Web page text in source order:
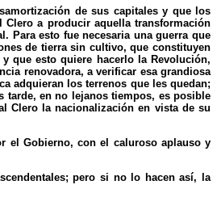
de sus capitales y que los
a producir aquella transformación
Para esto fue necesaria una guerra que
de tierra sin cultivo, que constituyen
que esto quiere hacerlo la Revolución,
renovadora, a verificar esa grandiosa
adquieran los terrenos que les quedan;
tarde, en no lejanos tiempos, es posible
Clero la nacionalización en vista de su
el Gobierno, con el caluroso aplauso y
pero si no lo hacen así, la